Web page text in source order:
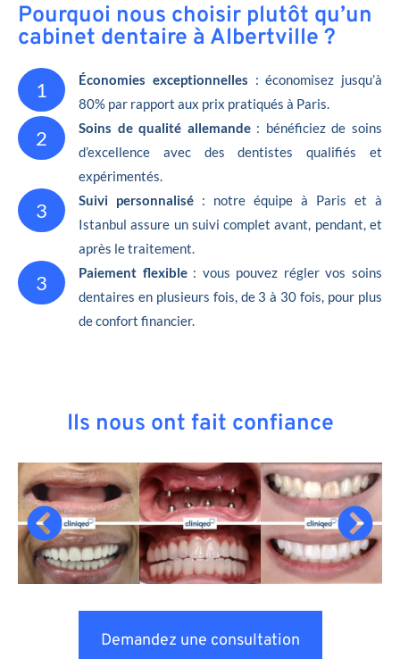
Pourquoi nous choisir plutôt qu’un
cabinet dentaire à Albertville ?
1 Économies exceptionnelles : économisez jusqu’à
80% par rapport aux prix pratiqués à Paris.
2 Soins de qualité allemande: bénéficiez de soins
d’excellence avec des dentistes qualifiés et
expérimentés.
3 Suivi personnalisé : notre équipe à Paris et à
Istanbul assure un suivi complet avant, pendant, et
après le traitement.
3 Paiement flexible: vous pouvez régler vos soins
dentaires en plusieurs fois, de 3 à 30 fois, pour plus
de confort financier.
Ils nous ont fait confiance
Demandez une consultation